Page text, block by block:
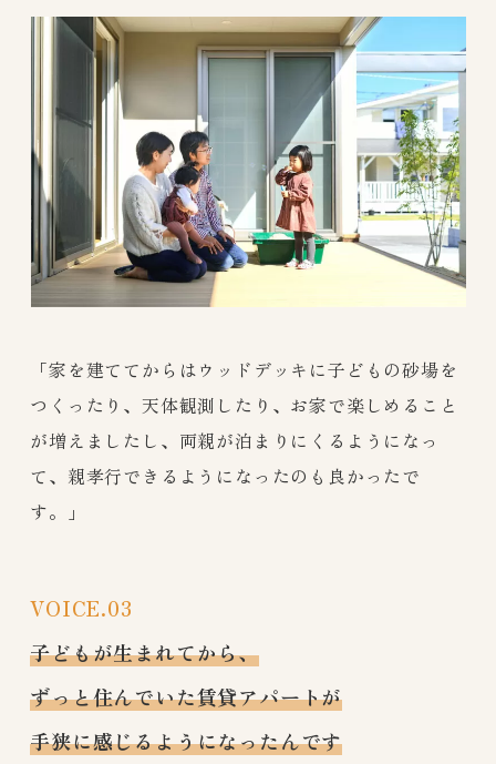
「家を建ててからはウッドデッキに子どもの砂場を
つくったり、天体観測したり、お家で楽しめること
が増えましたし、両親が泊まりにくるようになっ
て、親孝行できるようになったのも良かったで
す。」
VOICE.03
子どもが生まれてから、
ずっと住んでいた賃貸アパートが
手狭に感じるようになったんです